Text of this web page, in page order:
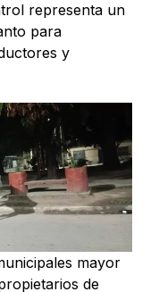
representa un
para
y
mayor
de